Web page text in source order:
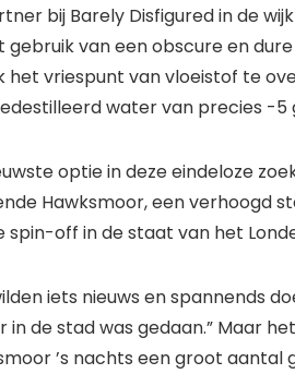
bij Barely Disfigured in de
gebruik van een obscure en
het vriespunt van vloeistof te
water van precies -5
optie in deze eindeloze
Hawksmoor, een verhoogd
spin-off in de staat van het
iets nieuws en spannends
in de stad was gedaan.” Maar
’s nachts een groot aantal